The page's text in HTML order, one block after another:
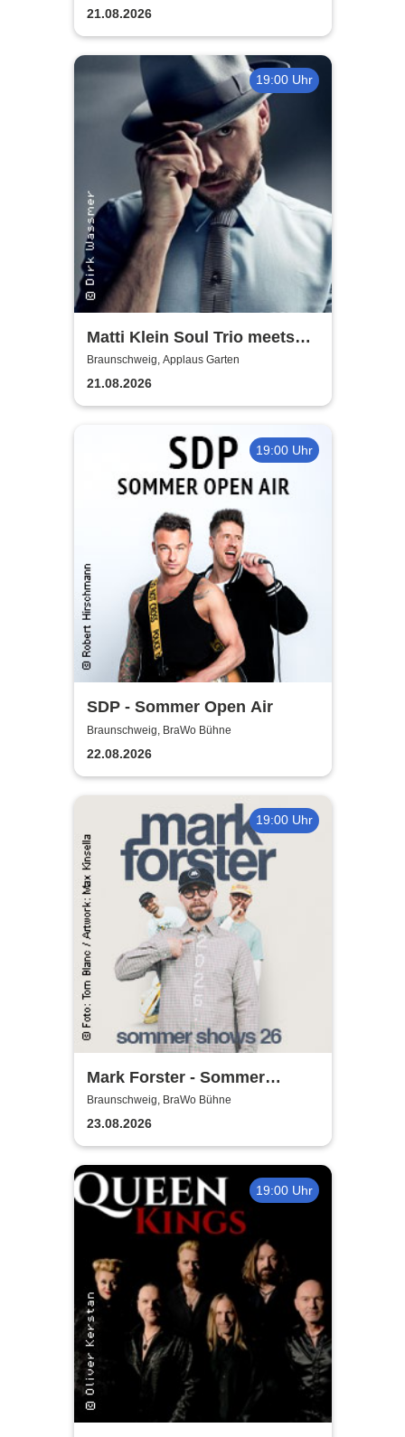
21.08.2026
19:00 Uhr
Matti Klein Soul Trio meets
Max Mutzke
Braunschweig, Applaus Garten
21.08.2026
19:00 Uhr
SDP - Sommer Open Air
Braunschweig, BraWo Bühne
22.08.2026
19:00 Uhr
Mark Forster - Sommer
Shows 2026
Braunschweig, BraWo Bühne
23.08.2026
19:00 Uhr